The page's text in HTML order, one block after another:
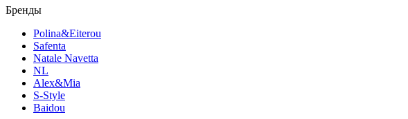
Бренды
Polina&Eiterou
Safenta
Natale Navetta
NL
Alex&Mia
S-Style
Baidou